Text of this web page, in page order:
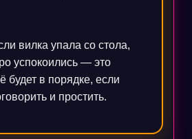
вилка упала со стола,
успокоились — это
будет в порядке, если
и простить.